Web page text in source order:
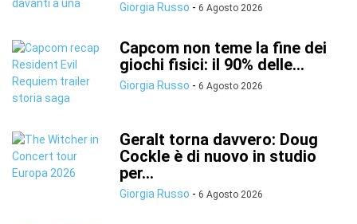
Giorgia Russo - 6 Agosto 2026
Capcom non teme la fine dei
giochi fisici: il 90% delle...
Giorgia Russo - 6 Agosto 2026
Geralt torna davvero: Doug
Cockle è di nuovo in studio
per...
Giorgia Russo - 6 Agosto 2026